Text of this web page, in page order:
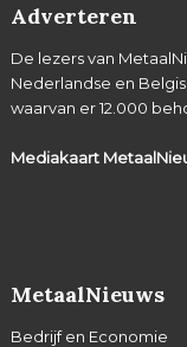
Adverteren
De lezers van
Nederlandse en
waarvan er 12.000
Mediakaart
MetaalNieuws
Bedrijf en Economie